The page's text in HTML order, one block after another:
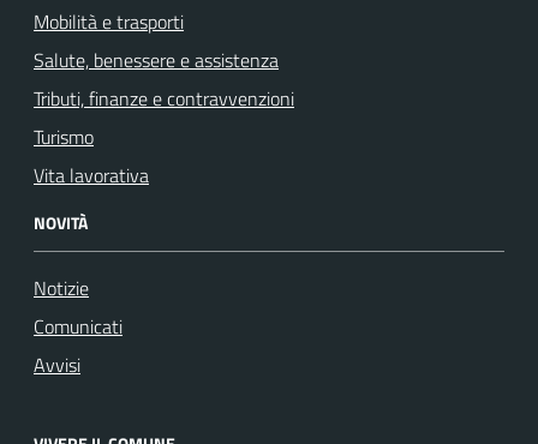
Mobilità e trasporti
Salute, benessere e assistenza
Tributi, finanze e contravvenzioni
Turismo
Vita lavorativa
NOVITÀ
Notizie
Comunicati
Avvisi